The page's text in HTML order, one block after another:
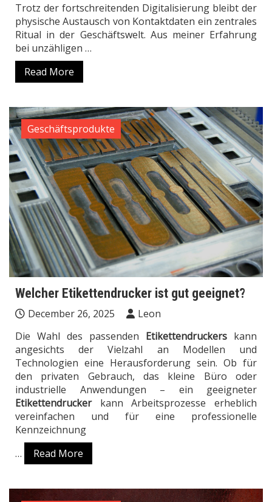
Trotz der fortschreitenden Digitalisierung bleibt der
physische Austausch von Kontaktdaten ein zentrales
Ritual in der Geschäftswelt. Aus meiner Erfahrung
bei unzähligen …
Read More
Geschäftsprodukte
Welcher Etikettendrucker ist gut geeignet?
December 26, 2025
Leon
Die Wahl des passenden Etikettendruckers kann
angesichts der Vielzahl an Modellen und
Technologien eine Herausforderung sein. Ob für
den privaten Gebrauch, das kleine Büro oder
industrielle Anwendungen – ein geeigneter
Etikettendruckerkann Arbeitsprozesse erheblich
vereinfachen und für eine professionelle
Kennzeichnung
…
Read More